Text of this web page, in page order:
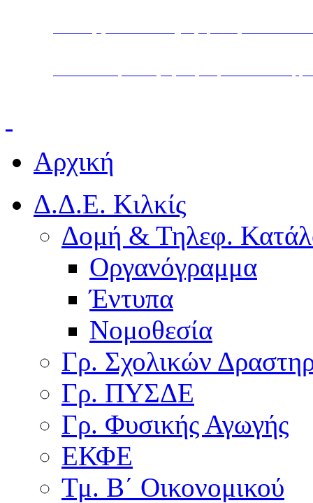
Αρχική
Δ.Δ.Ε. Κιλκίς
Δομή & Τηλεφ.
Οργανόγραμμα
Έντυπα
Νομοθεσία
Γρ. Σχολικών
Γρ. ΠΥΣΔΕ
Γρ. Φυσικής Αγωγής
ΕΚΦΕ
Τμ. Β΄ Οικονομικού